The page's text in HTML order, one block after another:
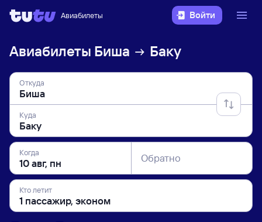
Авиабилеты Войти
Авиабилеты Биша Баку
Откуда
Куда
Когда Обратно
Кто летит